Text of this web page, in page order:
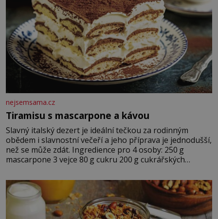
nejsemsama.cz
Tiramisu s mascarpone a kávou
Slavný italský dezert je ideální tečkou za rodinným
obědem i slavnostní večeří a jeho příprava je jednodušší,
než se může zdát. Ingredience pro 4 osoby: 250 g
mascarpone 3 vejce 80 g cukru 200 g cukrářských
posypání Postup: Oddělte žloutky od bílků. Žloutky
vyšlehejte s cukrem do světlé pěny a postupně do nich
vmíchejte mascarpone, aby vznikl hladký